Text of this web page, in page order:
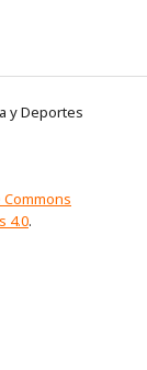
y Deportes
4.0.